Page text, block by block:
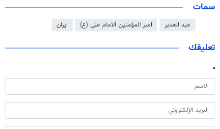
سمات
عيد الغدير امير المؤمنين الامام علي (ع) ايران
تعليقك